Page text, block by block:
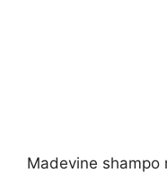
Madevine shampo